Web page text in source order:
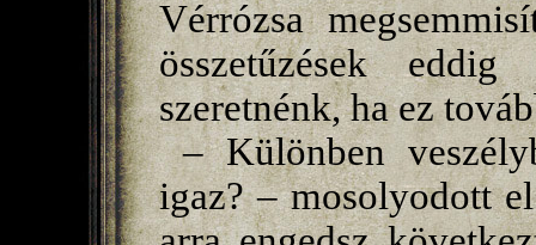
Vérrózsa
összetűzések
szeretnénk, ha ez
– Különben
igaz? – mosolyodott